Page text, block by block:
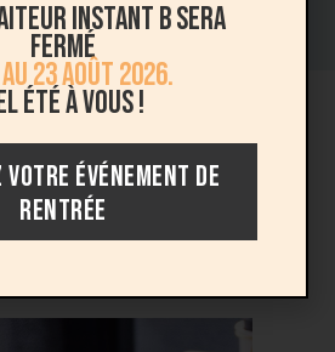
notre offre traiteur
évènementielle
Instant B sera
fermé
23 août 2026.
été à vous !
VOTRE ÉVÉNEMENT DE
RENTRÉE